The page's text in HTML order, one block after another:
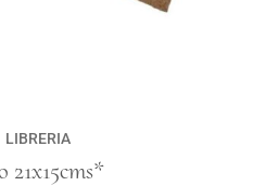
LIBRERIA
21x15cms*